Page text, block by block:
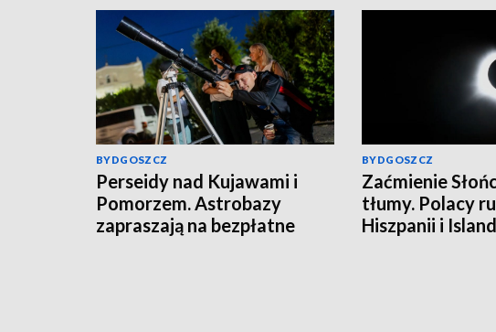
BYDGOSZCZ
Perseidy nad Kujawami i
Pomorzem. Astrobazy
zapraszają na bezpłatne
BYDGOSZCZ
Zaćmienie
tłumy. Polacy
Hiszpanii i